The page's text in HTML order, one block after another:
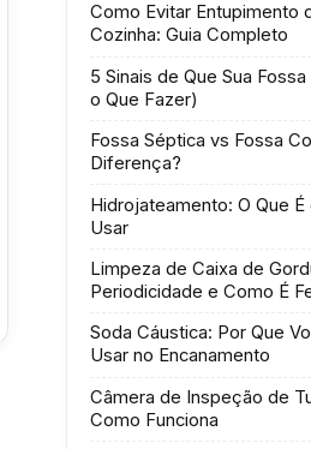
Como Evitar Entupimento
Cozinha: Guia Completo
5 Sinais de Que Sua
o Que Fazer)
Fossa Séptica vs Fossa
Diferença?
Hidrojateamento: O Que É
Usar
Limpeza de Caixa de
Periodicidade e Como É
Soda Cáustica: Por Que
Usar no Encanamento
Câmera de Inspeção de
Como Funciona